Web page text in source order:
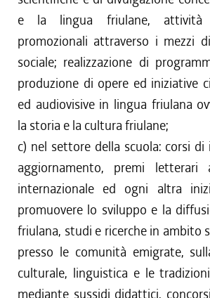
e la lingua friulane, attività
promozionali attraverso i mezzi
sociale; realizzazione di
produzione di opere ed iniziative
ed audiovisive in lingua friulana
la storia e la cultura friulane;
c) nel settore della scuola: corsi di
aggiornamento, premi letterari
internazionale ed ogni altra
promuovere lo sviluppo e la
friulana, studi e ricerche in ambito
presso le comunità emigrate,
culturale, linguistica e le
mediante sussidi didattici,